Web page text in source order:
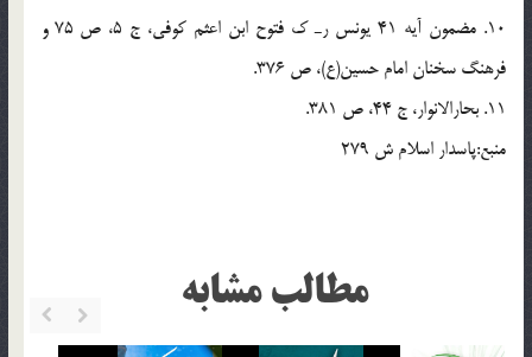
10. مضمون آیه 41 یونس رـ ک فتوح ابن اعثم کوفی، ج 5، ص 75 و
فرهنگ سخنان امام حسین(ع)، ص 376.
11. بحارالانوار، ج 44، ص 381.
منبع:پاسدار اسلام ش 279
مطالب مشابه